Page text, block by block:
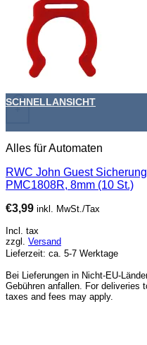
+
SCHNELLANSICHT
Alles für Automaten
RWC John Guest
PMC1808R, 8mm (10 St.)
€3,99 inkl. MwSt./Tax
Incl. tax
zzgl. Versand
Lieferzeit: ca. 5-7 Werktage
Bei Lieferungen in Nicht-EU-
Gebühren anfallen. For deliveries
taxes and fees may apply.